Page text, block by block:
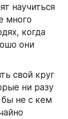
научиться
много
когда
они
свой круг
ни разу
бы не с кем